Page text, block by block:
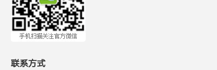
联系方式